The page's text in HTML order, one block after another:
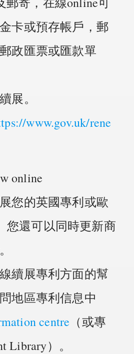
卡或預存帳戶，郵
政匯票或匯款單
展。
www.gov.uk/rene
online
您的英國專利或歐
您還可以同時更新商
續展專利方面的幫
地區專利信息中
centre （或專
Library）。